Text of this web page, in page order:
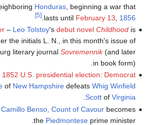
Honduras, beginning a war that
lasts until February 13 1856
.
[5]
– Leo Tolstoy's debut novel Childhoodis
the initials L. N., in this month's issue of
literary journal Sovremennik(and later
in book form).
1852 U.S. presidential election: Democrat
of New Hampshiredefeats Whig Winfield
Scottof Virginia
.
Camillo Benso, Count of Cavourbecomes
the Piedmonteseprime minister.